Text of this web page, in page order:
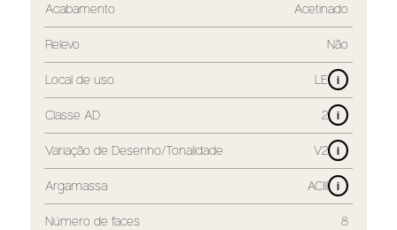
Acabamento Acetinado
Relevo Não
Local de uso LE i
Classe AD 2 i
Variação de Desenho/Tonalidade V2 i
Argamassa ACIII i
Número de faces 8